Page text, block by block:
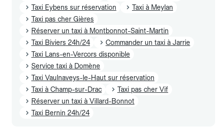
Taxi Eybens sur réservation
Taxi à Meylan
Taxi pas cher Gières
Réserver un taxi à Montbonnot-Saint-Martin
Taxi Biviers 24h/24
Commander un taxi à Jarrie
Taxi Lans-en-Vercors disponible
Service taxi à Domène
Taxi Vaulnaveys-le-Haut sur réservation
Taxi à Champ-sur-Drac
Taxi pas cher Vif
Réserver un taxi à Villard-Bonnot
Taxi Bernin 24h/24